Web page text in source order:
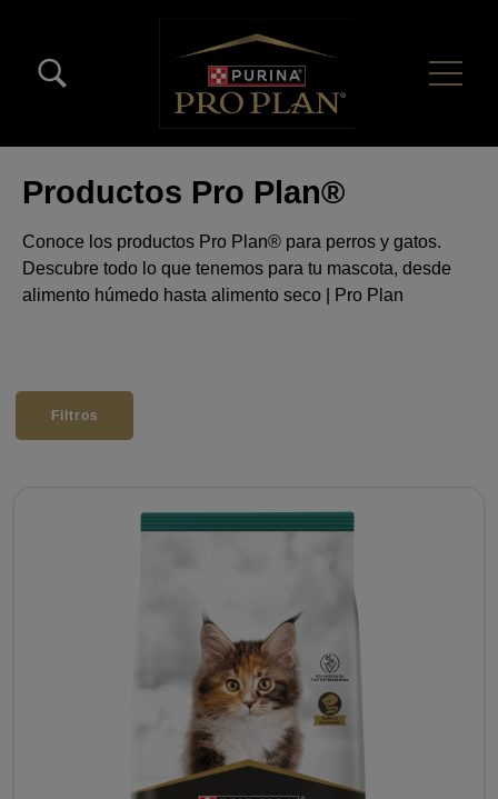
Productos Pro Plan®
Conoce los productos Pro Plan® para perros y gatos.
Descubre todo lo que tenemos para tu mascota, desde
alimento húmedo hasta alimento seco | Pro Plan
Filtros